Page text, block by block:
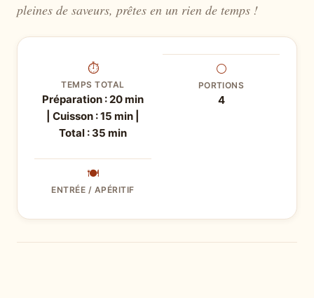
pleines de saveurs, prêtes en un rien de temps !
⏱
TEMPS TOTAL
Préparation : 20 min
| Cuisson : 15 min |
Total : 35 min
⚪
PORTIONS
4
🍽
ENTRÉE / APÉRITIF